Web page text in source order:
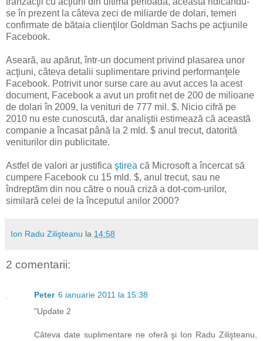
se în prezent la câteva zeci de miliarde de dolari, temeri
confirmate de bătaia clienţilor Goldman Sachs pe acţiunile
Facebook.
Aseară, au apărut, într-un document privind plasarea unor
acţiuni, câteva detalii suplimentare privind performanţele
Facebook. Potrivit unor surse care au avut acces la acest
document, Facebook a avut un profit net de 200 de milioane
de dolari în 2009, la venituri de 777 mil. $. Nicio cifră pe
2010 nu este cunoscută, dar analiştii estimează că această
companie a încasat până la 2 mld. $ anul trecut, datorită
veniturilor din publicitate.
Astfel de valori ar justifica ştirea că Microsoft a încercat să
cumpere Facebook cu 15 mld. $, anul trecut, sau ne
îndreptăm din nou către o nouă criză a dot-com-urilor,
similară celei de la începutul anilor 2000?
Ion Radu Zilişteanu la 14:58
2 comentarii:
Peter 6 ianuarie 2011 la 15:38
"Update 2
Câteva date suplimentare ne oferă şi Ion Radu Zilişteanu,